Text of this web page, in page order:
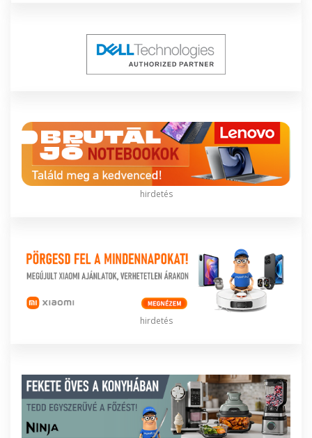
hirdetés
hirdetés